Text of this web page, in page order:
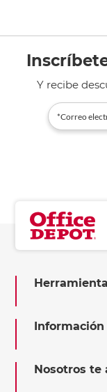
Y recibe
Información
Nosotros te